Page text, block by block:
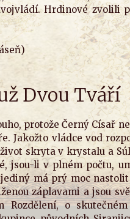
Hrdinové zvolili
Dvou Tváří
protože Černý Císař
Jakožto vládce vod
skryta v krystalu a
jsou-li v plném počtu,
má prý moc
záplavami a jsou
Rozdělení, o